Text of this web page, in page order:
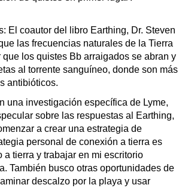
El coautor del libro Earthing, Dr. Steven
las frecuencias naturales de la Tierra
que los quistes Bb arraigados se abran y
al torrente sanguíneo, donde son más
antibióticos.
una investigación específica de Lyme,
sobre las respuestas al Earthing,
a crear una estrategia de
personal de conexión a tierra es
a tierra y trabajar en mi escritorio
También busco otras oportunidades de
descalzo por la playa y usar